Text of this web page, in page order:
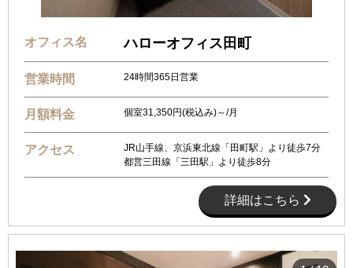
オフィス名 ハローオフィス田町
営業時間 24時間365日営業
月額料金 個室31,350円(税込み)～/月
アクセス
JR山手線、京浜東北線「田町駅」より徒歩7分
都営三田線「三田駅」より徒歩8分
詳細はこちら